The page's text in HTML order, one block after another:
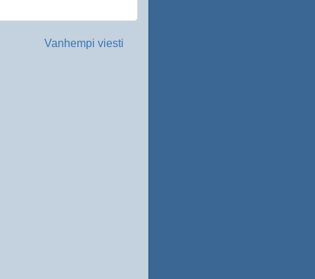
Vanhempi viesti